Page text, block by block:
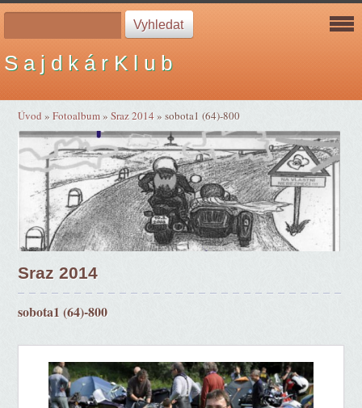
S a j d k á r K l u b
Úvod »Fotoalbum»Sraz 2014»sobota1 (64)-800
Sraz 2014
sobota1 (64)-800